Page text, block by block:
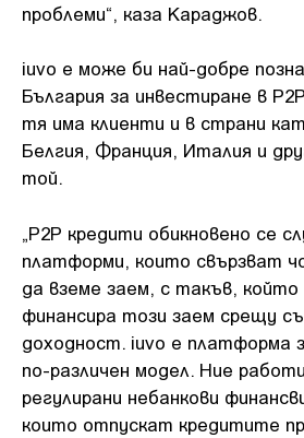
проблеми“, каза Караджов.
iuvo е може би най-добре
България за инвестиране в
тя има клиенти и в страни
Белгия, Франция, Италия и
той.
„P2P кредити обикновено се
платформи, които свързват
да вземе заем, с такъв, който
финансира този заем срещу
доходност. iuvo е платформа
по-различен модел. Ние
регулирани небанкови
които отпускат кредитите